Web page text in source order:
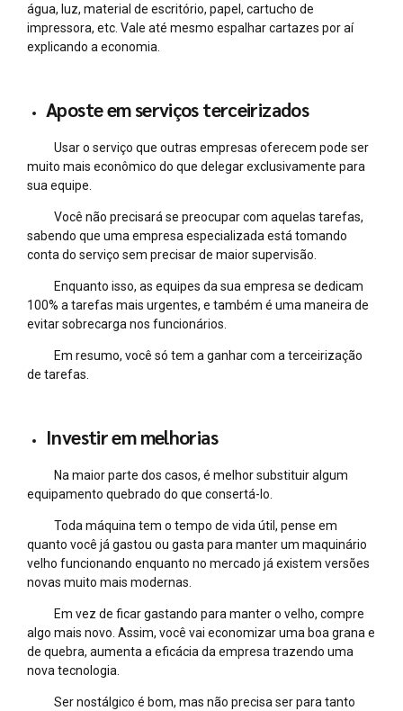
água, luz, material de escritório, papel, cartucho de
impressora, etc. Vale até mesmo espalhar cartazes por aí
explicando a economia.
Aposte em serviços terceirizados
Usar o serviço que outras empresas oferecem pode ser
muito mais econômico do que delegar exclusivamente para
sua equipe.
Você não precisará se preocupar com aquelas tarefas,
sabendo que uma empresa especializada está tomando
conta do serviço sem precisar de maior supervisão.
Enquanto isso, as equipes da sua empresa se dedicam
100% a tarefas mais urgentes, e também é uma maneira de
evitar sobrecarga nos funcionários.
Em resumo, você só tem a ganhar com a terceirização
de tarefas.
Investir em melhorias
Na maior parte dos casos, é melhor substituir algum
equipamento quebrado do que consertá-lo.
Toda máquina tem o tempo de vida útil, pense em
quanto você já gastou ou gasta para manter um maquinário
velho funcionando enquanto no mercado já existem versões
novas muito mais modernas.
Em vez de ficar gastando para manter o velho, compre
algo mais novo. Assim, você vai economizar uma boa grana e
de quebra, aumenta a eficácia da empresa trazendo uma
nova tecnologia.
Ser nostálgico é bom, mas não precisa ser para tanto